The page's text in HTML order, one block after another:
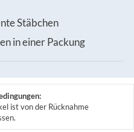
Stäbchen
in einer Packung
ist von der Rücknahme